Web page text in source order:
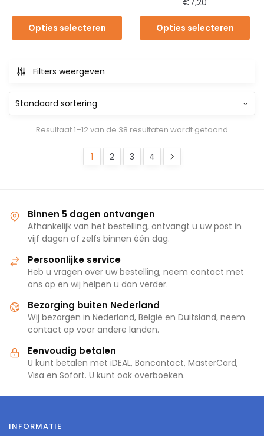
Opties selecteren Opties selecteren
Filters weergeven
Resultaat 1–12 van de 38 resultaten wordt getoond
1 2 3 4
Binnen 5 dagen ontvangen
Afhankelijk van het bestelling, ontvangt u uw post in
vijf dagen of zelfs binnen één dag.
Persoonlijke service
Heb u vragen over uw bestelling, neem contact met
ons op en wij helpen u dan verder.
Bezorging buiten Nederland
Wij bezorgen in Nederland, België en Duitsland, neem
contact op voor andere landen.
Eenvoudig betalen
U kunt betalen met iDEAL, Bancontact, MasterCard,
Visa en Sofort. U kunt ook overboeken.
INFORMATIE